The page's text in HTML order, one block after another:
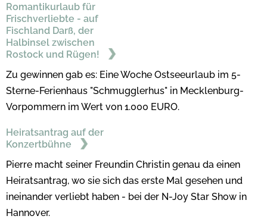
Romantikurlaub für
Frischverliebte - auf
Fischland Darß, der
Halbinsel zwischen
Rostock und Rügen!
Zu gewinnen gab es: Eine Woche Ostseeurlaub im 5-
Sterne-Ferienhaus "Schmugglerhus" in Mecklenburg-
Vorpommern im Wert von 1.000 EURO.
Heiratsantrag auf der
Konzertbühne
Pierre macht seiner Freundin Christin genau da einen
Heiratsantrag, wo sie sich das erste Mal gesehen und
ineinander verliebt haben - bei der N-Joy Star Show in
Hannover.